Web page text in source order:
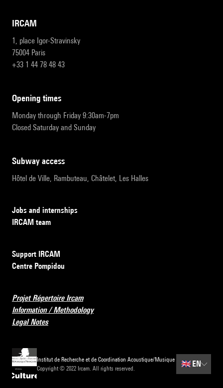
IRCAM
1, place Igor-Stravinsky
75004 Paris
+33 1 44 78 48 43
opening times
Monday through Friday 9:30am-7pm
Closed Saturday and Sunday
subway access
Hôtel de Ville, Rambuteau, Châtelet, Les Halles
Jobs and internships
IRCAM team
Support IRCAM
Centre Pompidou
Projet Répertoire Ircam
Information / Methodology
Legal Notes
Institut de Recherche et de Coordination Acoustique/Musique
Copyright © 2022 Ircam. All rights reserved.
🇬🇧 EN